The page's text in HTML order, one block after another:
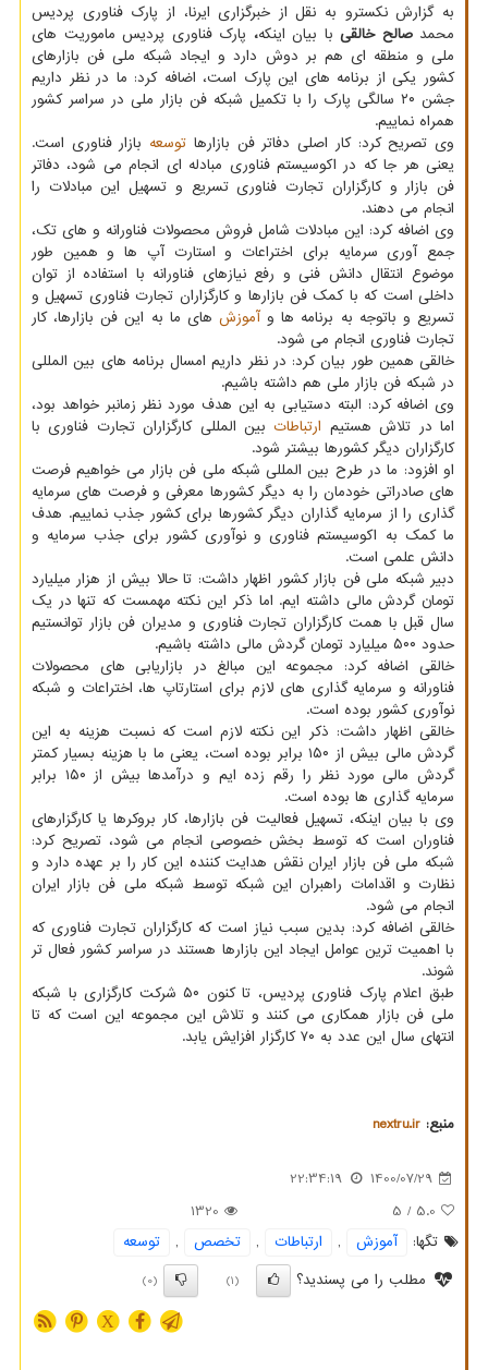
به گزارش نکسترو به نقل از خبرگزاری ایرنا، از پارک فناوری پردیس
محمد صالح خالقی با بیان اینکه، پارک فناوری پردیس ماموریت های
ملی و منطقه ای هم بر دوش دارد و ایجاد شبکه ملی فن بازارهای
کشور یکی از برنامه های این پارک است، اضافه کرد: ما در نظر داریم
جشن ۲۰ سالگی پارک را با تکمیل شبکه فن بازار ملی در سراسر کشور
همراه نماییم.
وی تصریح کرد: کار اصلی دفاتر فن بازارها توسعه بازار فناوری است.
یعنی هر جا که در اکوسیستم فناوری مبادله ای انجام می شود، دفاتر
فن بازار و کارگزاران تجارت فناوری تسریع و تسهیل این مبادلات را
انجام می دهند.
وی اضافه کرد: این مبادلات شامل فروش محصولات فناورانه و های تک،
جمع آوری سرمایه برای اختراعات و استارت آپ ها و همین طور
موضوع انتقال دانش فنی و رفع نیازهای فناورانه با استفاده از توان
داخلی است که با کمک فن بازارها و کارگزاران تجارت فناوری تسهیل و
تسریع و باتوجه به برنامه ها وآموزش های ما به این فن بازارها، کار
تجارت فناوری انجام می شود.
خالقی همین طور بیان کرد: در نظر داریم امسال برنامه های بین المللی
در شبکه فن بازار ملی هم داشته باشیم.
وی اضافه کرد: البته دستیابی به این هدف مورد نظر زمانبر خواهد بود،
اما در تلاش هستیم ارتباطات بین المللی کارگزاران تجارت فناوری با
کارگزاران دیگر کشورها بیشتر شود.
او افزود: ما در طرح بین المللی شبکه ملی فن بازار می خواهیم فرصت
های صادراتی خودمان را به دیگر کشورها معرفی و فرصت های سرمایه
گذاری را از سرمایه گذاران دیگر کشورها برای کشور جذب نماییم. هدف
ما کمک به اکوسیستم فناوری و نوآوری کشور برای جذب سرمایه و
دانش علمی است.
دبیر شبکه ملی فن بازار کشور اظهار داشت: تا حالا بیش از هزار میلیارد
تومان گردش مالی داشته ایم. اما ذکر این نکته مهمست که تنها در یک
سال قبل با همت کارگزاران تجارت فناوری و مدیران فن بازار توانستیم
حدود ۵۰۰ میلیارد تومان گردش مالی داشته باشیم.
خالقی اضافه کرد: مجموعه این مبالغ در بازاریابی های محصولات
فناورانه و سرمایه گذاری های لازم برای استارتاپ ها، اختراعات و شبکه
نوآوری کشور بوده است.
خالقی اظهار داشت: ذکر این نکته لازم است که نسبت هزینه به این
گردش مالی بیش از ۱۵۰ برابر بوده است، یعنی ما با هزینه بسیار کمتر
گردش مالی مورد نظر را رقم زده ایم و درآمدها بیش از ۱۵۰ برابر
سرمایه گذاری ها بوده است.
وی با بیان اینکه، تسهیل فعالیت فن بازارها، کار بروکرها یا کارگزارهای
فناوران است که توسط بخش خصوصی انجام می شود، تصریح کرد:
شبکه ملی فن بازار ایران نقش هدایت کننده این کار را بر عهده دارد و
نظارت و اقدامات راهبران این شبکه توسط شبکه ملی فن بازار ایران
انجام می شود.
خالقی اضافه کرد: بدین سبب نیاز است که کارگزاران تجارت فناوری که
با اهمیت ترین عوامل ایجاد این بازارها هستند در سراسر کشور فعال تر
شوند.
طبق اعلام پارک فناوری پردیس، تا کنون ۵۰ شرکت کارگزاری با شبکه
ملی فن بازار همکاری می کنند و تلاش این مجموعه این است که تا
انتهای سال این عدد به ۷۰ کارگزار افزایش یابد.
منبع: nextru.ir
1400/07/29
22:34:19
5.0
/ 5
1320
تگها:
آموزش , ارتباطات , تخصص ,
توسعه
مطلب را می پسندید؟
(1)
(0)
X